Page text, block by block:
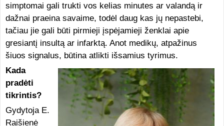
simptomai gali trukti vos kelias minutes ar valandą ir
dažnai praeina savaime, todėl daug kas jų nepastebi,
tačiau jie gali būti pirmieji įspėjamieji ženklai apie
gresiantį insultą ar infarktą. Anot medikų, atpažinus
šiuos signalus, būtina atlikti išsamius tyrimus.
Kada
pradėti
tikrintis?
Gydytoja E.
Raišienė